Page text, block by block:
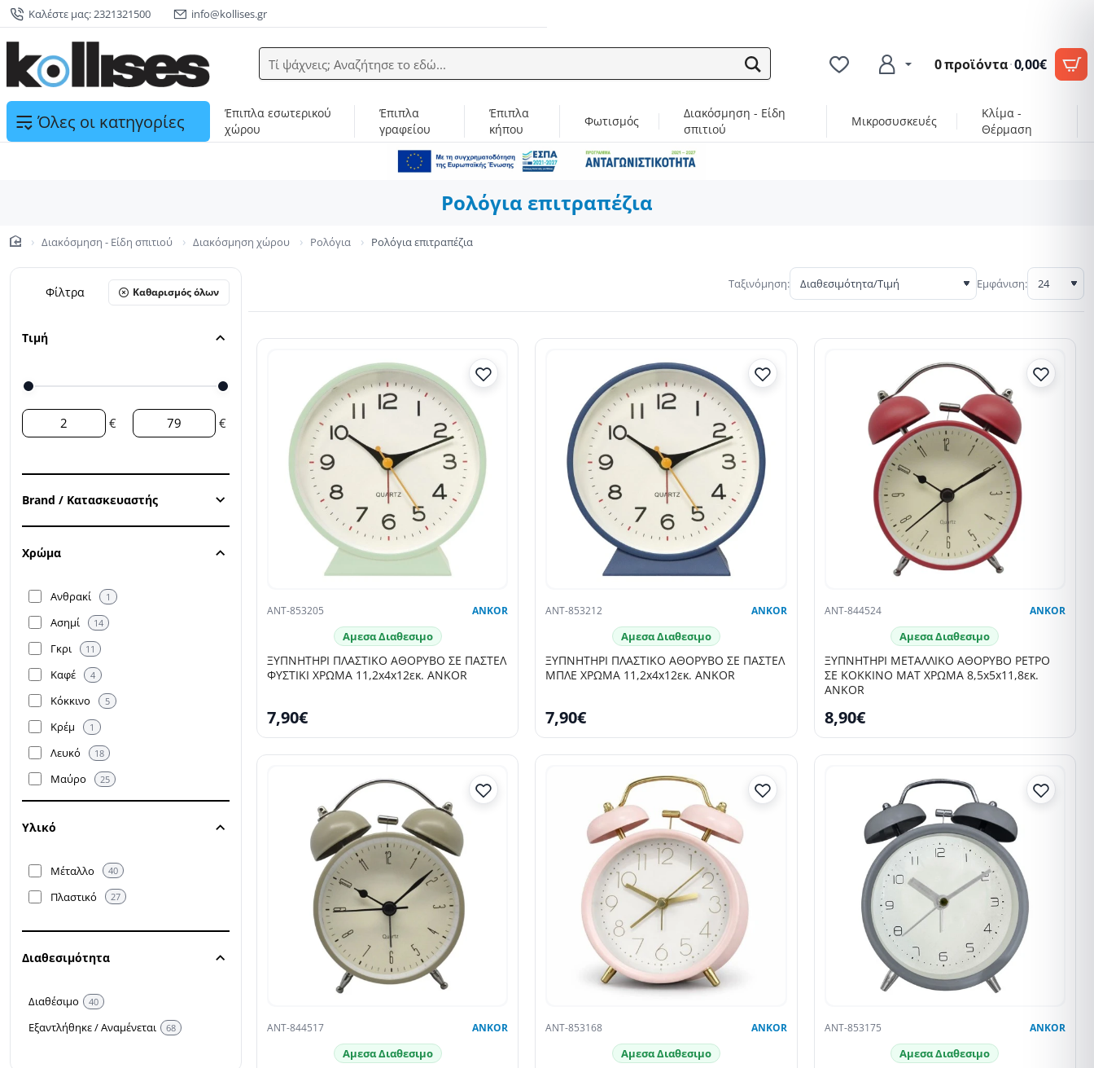
Καλέστε μας: 2321321500 info@kollises.gr
Τί ψάχνεις; Αναζήτησε το εδώ... 0 προϊόντα·0,00€
Όλες οι κατηγορίες
Έπιπλα εσωτερικού
χώρου
Έπιπλα
γραφείου
Έπιπλα
κήπου
Φωτισμός
Διακόσμηση - Είδη
σπιτιού
Μικροσυσκευές
Κλίμα -
Θέρμαση
Ρολόγια επιτραπέζια
Διακόσμηση - Είδη σπιτιού Διακόσμηση χώρου Ρολόγια Ρολόγια επιτραπέζια
Φίλτρα Καθαρισμός όλων
Τιμή
€ €
Brand / Κατασκευαστής
Χρώμα
Ανθρακί 1
Ασημί 14
Γκρι 11
Καφέ 4
Κόκκινο 5
Κρέμ 1
Λευκό 18
Μαύρο 25
Μπεζ 4
Μπλε
Υλικό
Μέταλλο 40
Πλαστικό 27
Διαθεσιμότητα
Διαθέσιμο 40
Εξαντλήθηκε / Αναμένεται 68
Ταξινόμηση: Εμφάνιση:
ANT-853205 ANKOR
Αμεσα Διαθεσιμο
ΞΥΠΝΗΤΗΡΙ ΠΛΑΣΤΙΚΟ ΑΘΟΡΥΒΟ ΣΕ ΠΑΣΤΕΛ
ΦΥΣΤΙΚΙ ΧΡΩΜΑ 11,2x4x12εκ. ANKOR
7,90€
ANT-853212 ANKOR
Αμεσα Διαθεσιμο
ΞΥΠΝΗΤΗΡΙ ΠΛΑΣΤΙΚΟ ΑΘΟΡΥΒΟ ΣΕ ΠΑΣΤΕΛ
ΜΠΛΕ ΧΡΩΜΑ 11,2x4x12εκ. ANKOR
7,90€
ANT-844524 ANKOR
Αμεσα Διαθεσιμο
ΞΥΠΝΗΤΗΡΙ ΜΕΤΑΛΛΙΚΟ ΑΘΟΡΥΒΟ ΡΕΤΡΟ
ΣΕ ΚΟΚΚΙΝΟ ΜΑΤ ΧΡΩΜΑ 8,5x5x11,8εκ.
ANKOR
8,90€
ANT-844517 ANKOR
Αμεσα Διαθεσιμο
ANT-853168 ANKOR
Αμεσα Διαθεσιμο
ANT-853175 ANKOR
Αμεσα Διαθεσιμο